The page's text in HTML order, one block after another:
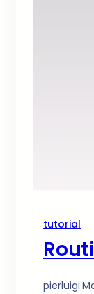
tutorial
pierluigi·